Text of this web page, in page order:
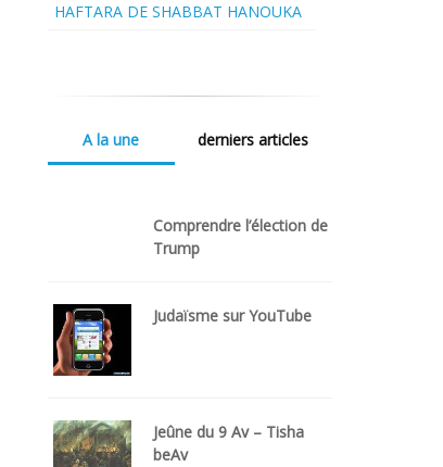
HAFTARA DE SHABBAT HANOUKA
A la une derniers articles
Comprendre l’élection de
Trump
Judaïsme sur YouTube
Jeûne du 9 Av – Tisha
beAv